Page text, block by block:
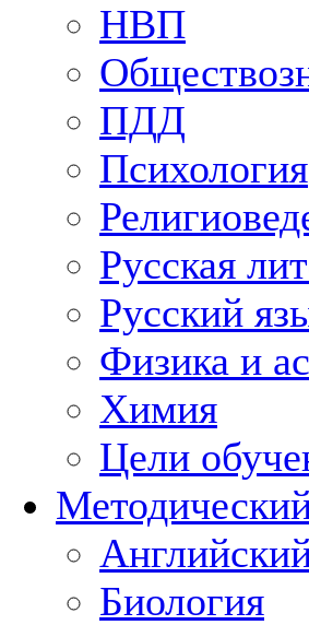
НВП
ПДД
Психология
Русская
Русский
Физика и
Химия
Цели
Биология